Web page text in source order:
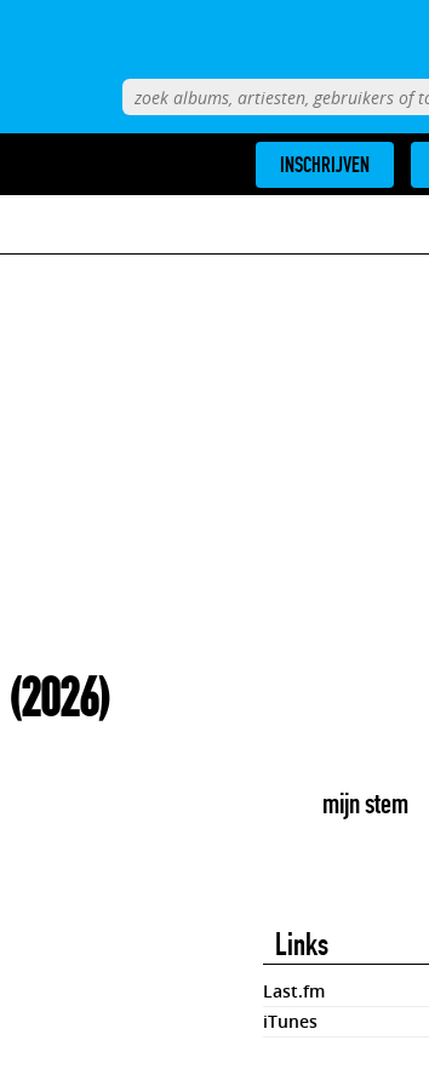
INSCHRIJVEN
(2026)
mijn stem
Links
Last.fm
iTunes